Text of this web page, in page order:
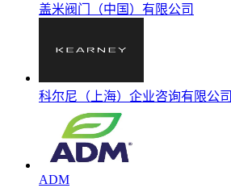
盖米阀门（中国）有限公司
科尔尼（上海）企业咨询有限公司
ADM